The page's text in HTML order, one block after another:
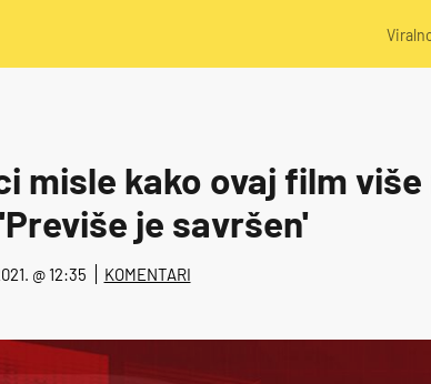
misle kako ovaj film
je savršen'
@ 12:35 KOMENTARI